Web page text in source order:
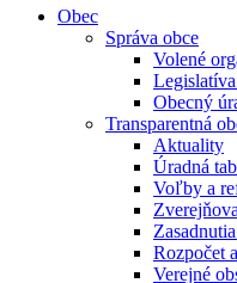
Obec
Správa obce
Volené
Obecný
Transparentná
Aktuality
Úradná
Voľby a
Rozpočet
Verejné